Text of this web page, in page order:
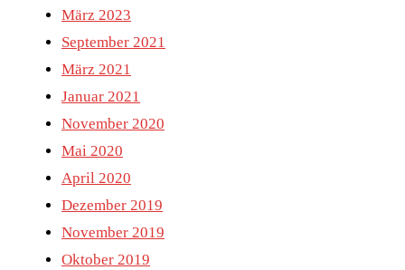
März 2023
September 2021
März 2021
Januar 2021
November 2020
Mai 2020
April 2020
Dezember 2019
November 2019
Oktober 2019